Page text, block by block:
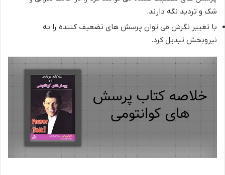
شک و تردید نگه دارند.
با تغییر نگرش می توان پرسش های تضعیف کننده را به
نیروبخش تبدیل کرد.